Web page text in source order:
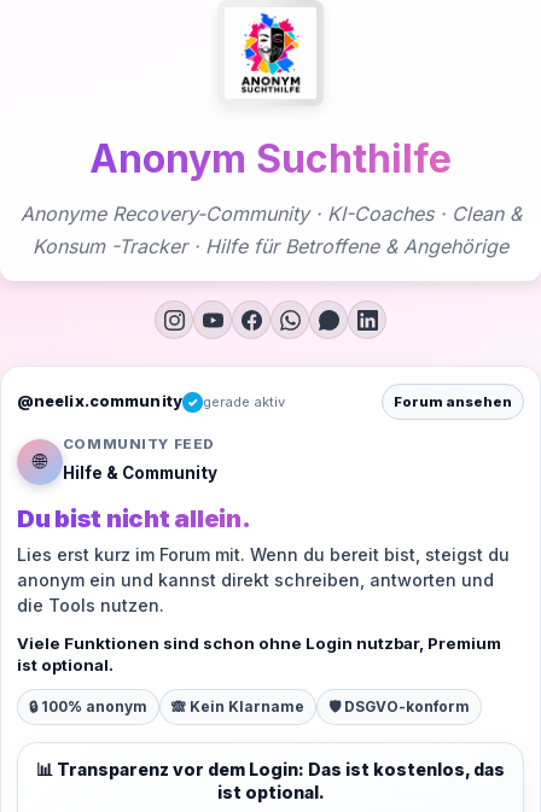
Anonym Suchthilfe
Anonyme Recovery-Community · KI-Coaches · Clean &
Konsum -Tracker · Hilfe für Betroffene & Angehörige
@neelix.community ✓ gerade aktiv Forum ansehen
🌐
COMMUNITY FEED
Hilfe & Community
Du bist nicht allein.
Lies erst kurz im Forum mit. Wenn du bereit bist, steigst du
anonym ein und kannst direkt schreiben, antworten und
die Tools nutzen.
Viele Funktionen sind schon ohne Login nutzbar, Premium
ist optional.
🔒 100% anonym 🙈 Kein Klarname 🛡️ DSGVO-konform
📊 Transparenz vor dem Login: Das ist kostenlos, das
ist optional.